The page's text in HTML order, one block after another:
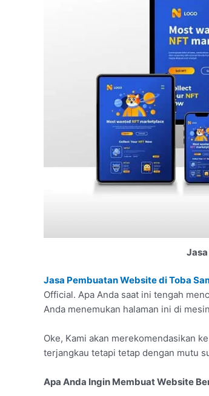
Jasa Pembuatan Website di Toba
Official. Apa Anda saat ini tengah
Anda menemukan halaman ini di
Oke, Kami akan merekomendasikan
terjangkau tetapi tetap dengan mutu
Apa Anda Ingin Membuat Website